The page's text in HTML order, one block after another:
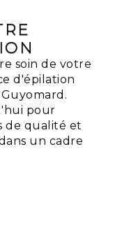
soin de votre
d'épilation
pour
de qualité et
un cadre